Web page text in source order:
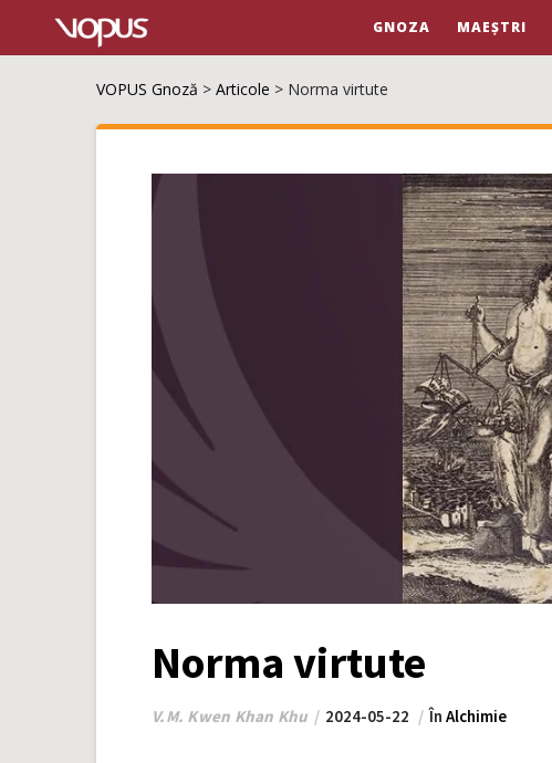
GNOZA MAEȘTRI
VOPUS Gnoză > Articole > Norma virtute
Norma virtute
V.M. Kwen Khan Khu 2024-05-22 În Alchimie